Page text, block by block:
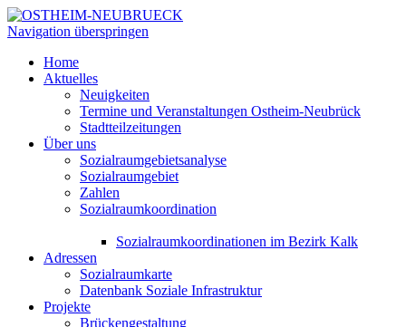
Navigation überspringen
Home
Aktuelles
Neuigkeiten
Termine und Veranstaltungen Ostheim-Neubrück
Stadtteilzeitungen
Über uns
Sozialraumgebietsanalyse
Sozialraumgebiet
Zahlen
Sozialraumkoordination
Sozialraumkoordinationen im Bezirk Kalk
Adressen
Sozialraumkarte
Datenbank Soziale Infrastruktur
Projekte
Brückengestaltung